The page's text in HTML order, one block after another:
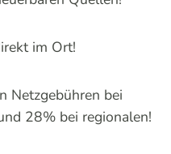
im Ort!
Netzgebühren bei
28% bei regionalen!